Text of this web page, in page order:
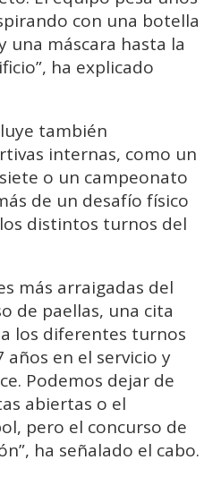
con una botella
una máscara hasta la
ha explicado
también
internas, como un
o un campeonato
de un desafío físico
distintos turnos del
más arraigadas del
de paellas, una cita
los diferentes turnos
años en el servicio y
Podemos dejar de
abiertas o el
pero el concurso de
ha señalado el cabo.